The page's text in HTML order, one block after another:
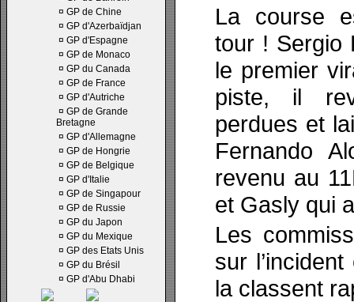
¤ GP de Chine
¤ GP d'Azerbaïdjan
¤ GP d'Espagne
¤ GP de Monaco
¤ GP du Canada
¤ GP de France
¤ GP d'Autriche
¤ GP de Grande
Bretagne
¤ GP d'Allemagne
¤ GP de Hongrie
¤ GP de Belgique
¤ GP d'Italie
¤ GP de Singapour
¤ GP de Russie
¤ GP du Japon
¤ GP du Mexique
¤ GP des Etats Unis
¤ GP du Brésil
¤ GP d'Abu Dhabi
La course
tour ! Sergio
le premier
piste, il
perdues et
Fernando
revenu au
et Gasly qui
Les
sur
la classent